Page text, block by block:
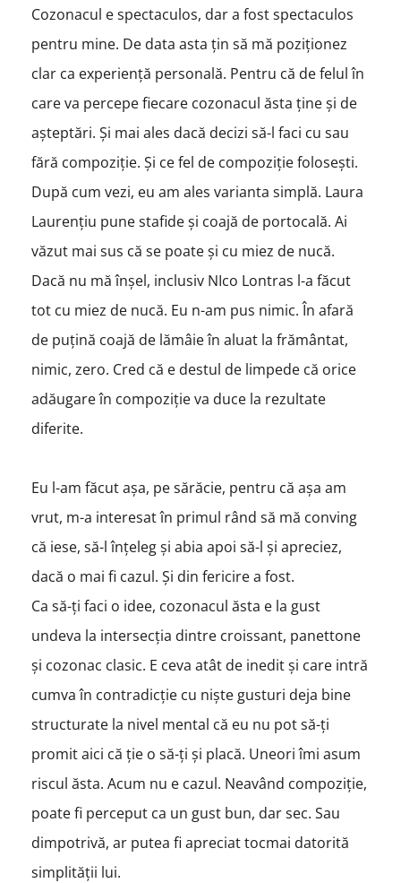
Cozonacul e spectaculos, dar a fost spectaculos
pentru mine. De data asta țin să mă poziționez
clar ca experiență personală. Pentru că de felul în
care va percepe fiecare cozonacul ăsta ține și de
așteptări. Și mai ales dacă decizi să-l faci cu sau
fără compoziție. Și ce fel de compoziție folosești.
După cum vezi, eu am ales varianta simplă. Laura
Laurențiu pune stafide și coajă de portocală. Ai
văzut mai sus că se poate și cu miez de nucă.
Dacă nu mă înșel, inclusiv NIco Lontras l-a făcut
tot cu miez de nucă. Eu n-am pus nimic. În afară
de puțină coajă de lămâie în aluat la frământat,
nimic, zero. Cred că e destul de limpede că orice
adăugare în compoziție va duce la rezultate
diferite.
Eu l-am făcut așa, pe sărăcie, pentru că așa am
vrut, m-a interesat în primul rând să mă conving
că iese, să-l înțeleg și abia apoi să-l și apreciez,
dacă o mai fi cazul. Și din fericire a fost.
Ca să-ți faci o idee, cozonacul ăsta e la gust
undeva la intersecția dintre croissant, panettone
și cozonac clasic. E ceva atât de inedit și care intră
cumva în contradicție cu niște gusturi deja bine
structurate la nivel mental că eu nu pot să-ți
promit aici că ție o să-ți și placă. Uneori îmi asum
riscul ăsta. Acum nu e cazul. Neavând compoziție,
poate fi perceput ca un gust bun, dar sec. Sau
dimpotrivă, ar putea fi apreciat tocmai datorită
simplității lui.